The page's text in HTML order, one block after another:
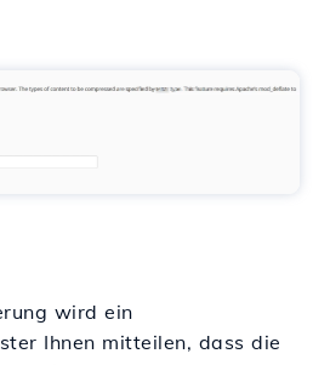
wird ein
Ihnen mitteilen, dass die